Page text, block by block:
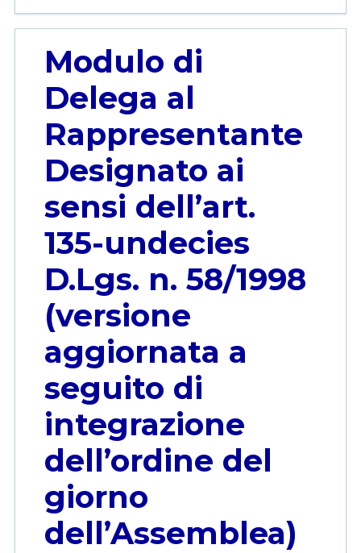
Modulo di
Delega al
Rappresentante
Designato ai
sensi dell’art.
135-undecies
D.Lgs. n. 58/1998
(versione
aggiornata a
seguito di
integrazione
dell’ordine del
giorno
dell’Assemblea)